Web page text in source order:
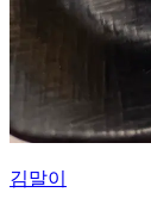
김말이